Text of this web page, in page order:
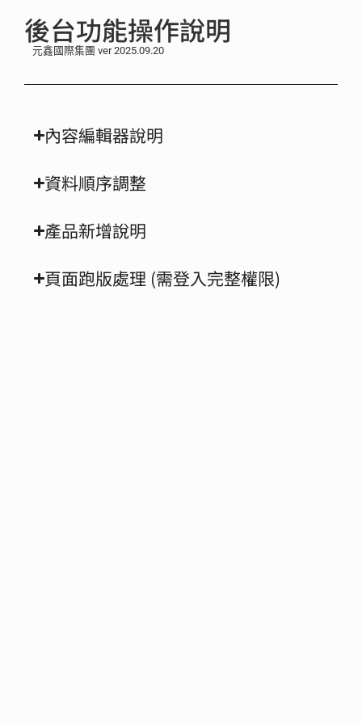
後台功能操作說明
元鑫國際集團 ver 2025.09.20
內容編輯器說明
資料順序調整
產品新增說明
頁面跑版處理 (需登入完整權限)